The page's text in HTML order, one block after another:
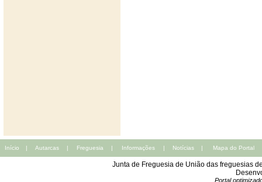
Início | Autarcas | Freguesia | Informações | Notícias | Mapa do Portal
Junta de Freguesia de União das freguesias
Portal